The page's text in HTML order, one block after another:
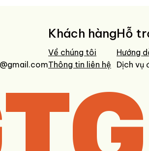
Khách hàng
Về chúng tôi
Thông tin liên hệ
Hỗ
Hướng
Dịch vụ